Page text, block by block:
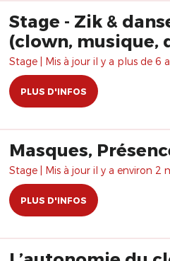
Stage - Zik &
(clown, musique,
Stage | Mis à jour il y a plus de 6
PLUS D'INFOS
Masques,
Stage | Mis à jour il y a environ 2
PLUS D'INFOS